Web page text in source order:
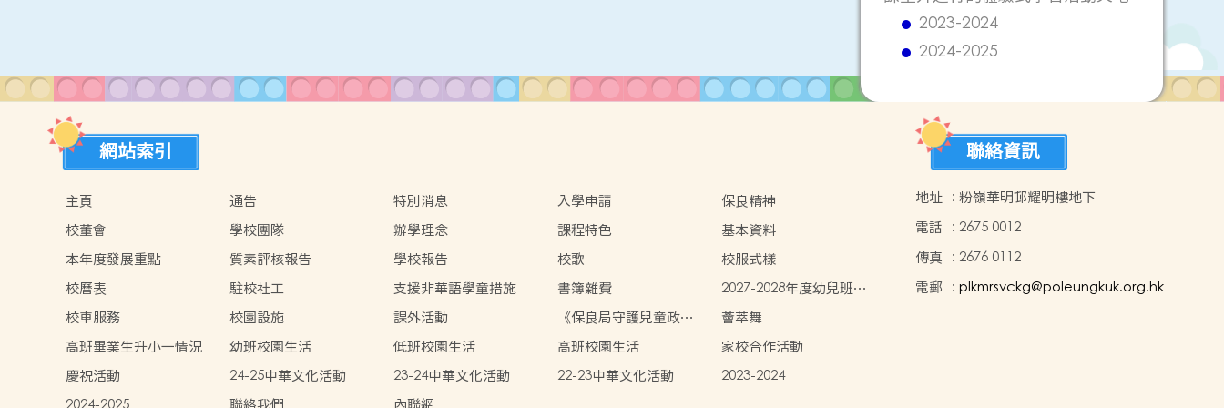
2023-2024
2024-2025
網站索引
主頁 通告 特別消息 入學申請
保良精神
校董會
學校團隊 辦學理念 課程特色
基本資料
本年度發展重點
質素評核報告 學校報告 校歌
校服式樣
校曆表
駐校社工 支援非華語學童措施 書簿雜費
2027-2028年度幼兒班入
學報名程序
校車服務 校園設施 課外活動
《保良局守護兒童政
策》
薈萃舞
高班畢業生升小一情況
幼班校園生活 低班校園生活 高班校園生活
家校合作活動
慶祝活動
24-25中華文化活動 23-24中華文化活動 22-23中華文化活動
2023-2024
聯絡資訊
地址 : 粉嶺華明邨耀明樓地下
電話 : 2675 0012
傳真 : 2676 0112
電郵 : plkmrsvckg@poleungkuk.org.hk